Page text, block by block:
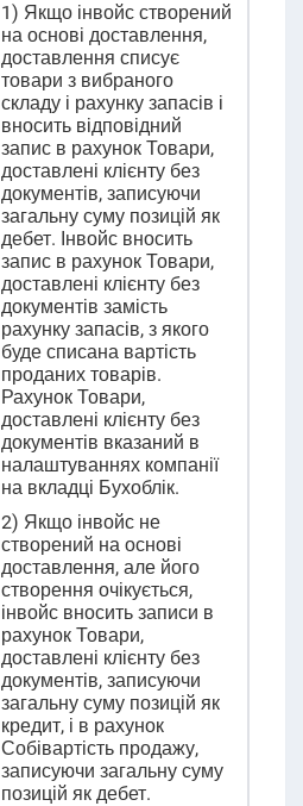
1) Якщо інвойс створений
на основі доставлення,
доставлення списує
товари з вибраного
складу і рахунку запасів і
вносить відповідний
запис в рахунок Товари,
доставлені клієнту без
документів, записуючи
загальну суму позицій як
дебет. Інвойс вносить
запис в рахунок Товари,
доставлені клієнту без
документів замість
рахунку запасів, з якого
буде списана вартість
проданих товарів.
Рахунок Товари,
доставлені клієнту без
документів вказаний в
налаштуваннях компанії
на вкладці Бухоблік.
2) Якщо інвойс не
створений на основі
доставлення, але його
створення очікується,
інвойс вносить записи в
рахунок Товари,
доставлені клієнту без
документів, записуючи
загальну суму позицій як
кредит, і в рахунок
Собівартість продажу,
записуючи загальну суму
позицій як дебет.